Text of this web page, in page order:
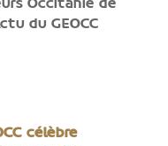
Occitanie de
du GEOCC
célèbre